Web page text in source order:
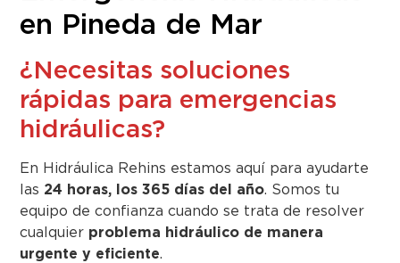
en Pineda de Mar
¿Necesitas soluciones
rápidas para emergencias
hidráulicas?
En Hidráulica Rehins estamos aquí para ayudarte
las 24 horas, los 365 días del año. Somos tu
equipo de confianza cuando se trata de resolver
cualquier problema hidráulico de manera
urgente y eficiente.